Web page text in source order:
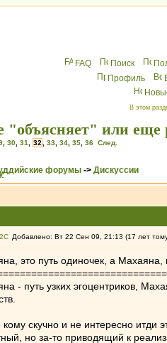
FAQ Поиск
Профиль
В этом
"объясняет" или еще
30 31 32 33 34 35 36 След.
форумы -> Дискуссии
Добавлено: Вт 22 Сен 09, 21:13 (17 лет
это путь одиночек, а Махаяна,
- путь узких эгоцентриков,
скучно и не интересно итди
но за-то приводящий к